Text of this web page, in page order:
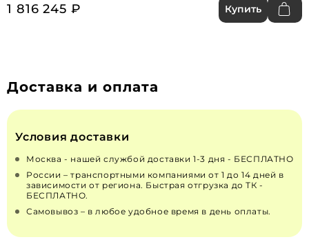
1 816 245 ₽
Купить
Доставка и оплата
Условия доставки
Москва - нашей службой доставки 1-3 дня - БЕСПЛАТНО
России – транспортными компаниями от 1 до 14 дней в
зависимости от региона. Быстрая отгрузка до ТК -
БЕСПЛАТНО.
Самовывоз – в любое удобное время в день оплаты.